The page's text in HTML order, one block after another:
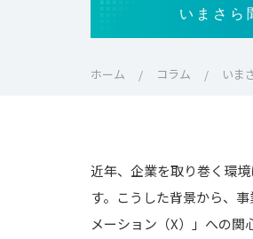
いまさら
ホーム コラム いま
近年、企業を取り巻く環
す。こうした背景から、
メーション（X）」への関